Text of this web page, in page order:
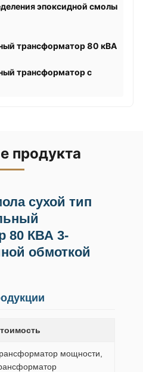
эпоксидной смолы
трансформатор 80 кВА
трансформатор с
продукта
сухой тип
80 КВА 3-
обмоткой
мощности,